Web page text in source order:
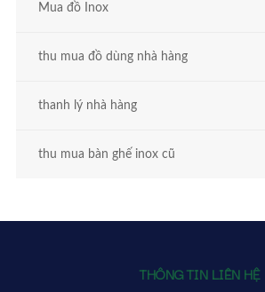
Mua đồ Inox
thu mua đồ dùng nhà hàng
thanh lý nhà hàng
thu mua bàn ghế inox cũ
THÔNG TIN LIÊN HỆ